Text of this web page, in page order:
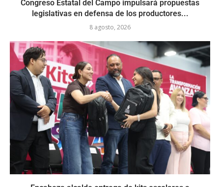
Congreso Estatal del Campo impulsará propuestas
legislativas en defensa de los productores...
8 agosto, 2026